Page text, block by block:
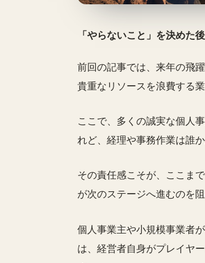
「やらないこと」を決めた
前回の記事では、来年の飛
貴重なリソースを浪費する
ここで、多くの誠実な個人
れど、経理や事務作業は誰
その責任感こそが、ここま
が次のステージへ進むのを
個人事業主や小規模事業者
は、経営者自身がプレイヤ